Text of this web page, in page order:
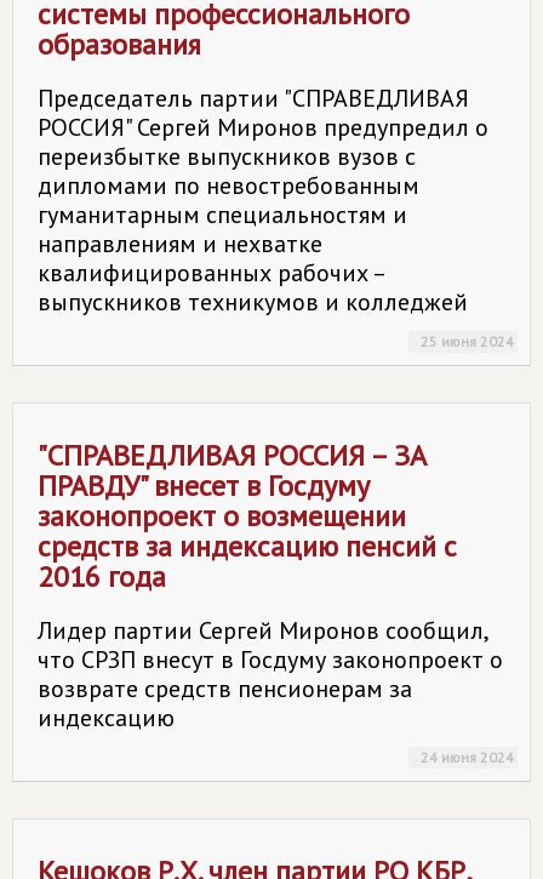
системы профессионального
образования
Председатель партии "СПРАВЕДЛИВАЯ
РОССИЯ" Сергей Миронов предупредил о
переизбытке выпускников вузов с
дипломами по невостребованным
гуманитарным специальностям и
направлениям и нехватке
квалифицированных рабочих –
выпускников техникумов и колледжей
25 июня 2024
"СПРАВЕДЛИВАЯ РОССИЯ – ЗА
ПРАВДУ" внесет в Госдуму
законопроект о возмещении
средств за индексацию пенсий с
2016 года
Лидер партии Сергей Миронов сообщил,
что СРЗП внесут в Госдуму законопроект о
возврате средств пенсионерам за
индексацию
24 июня 2024
Кешоков Р.Х. член партии РО КБР,